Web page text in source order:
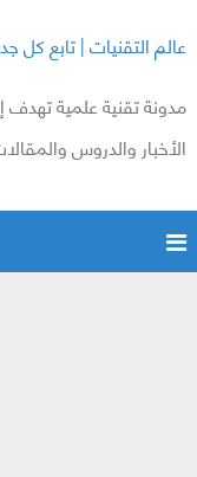
عالم التقنيات | تابع كل
مدونة تقنية علمية تهدف
الأخبار والدروس